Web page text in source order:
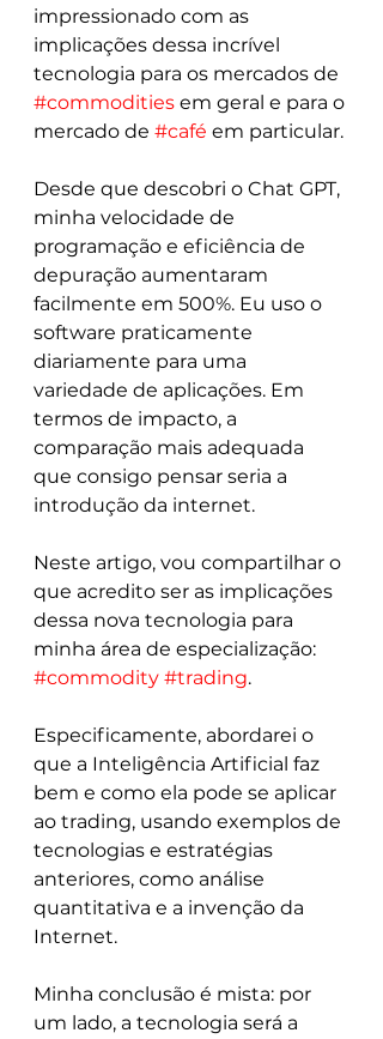
impressionado com as
implicações dessa incrível
tecnologia para os mercados de
#commodities em geral e para o
mercado de #café em particular.
Desde que descobri o Chat GPT,
minha velocidade de
programação e eficiência de
depuração aumentaram
facilmente em 500%. Eu uso o
software praticamente
diariamente para uma
variedade de aplicações. Em
termos de impacto, a
comparação mais adequada
que consigo pensar seria a
introdução da internet.
Neste artigo, vou compartilhar o
que acredito ser as implicações
dessa nova tecnologia para
minha área de especialização:
#commodity #trading.
Especificamente, abordarei o
que a Inteligência Artificial faz
bem e como ela pode se aplicar
ao trading, usando exemplos de
tecnologias e estratégias
anteriores, como análise
quantitativa e a invenção da
Internet.
Minha conclusão é mista: por
um lado, a tecnologia será a